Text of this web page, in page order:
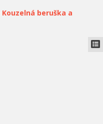
Kouzelná beruška a